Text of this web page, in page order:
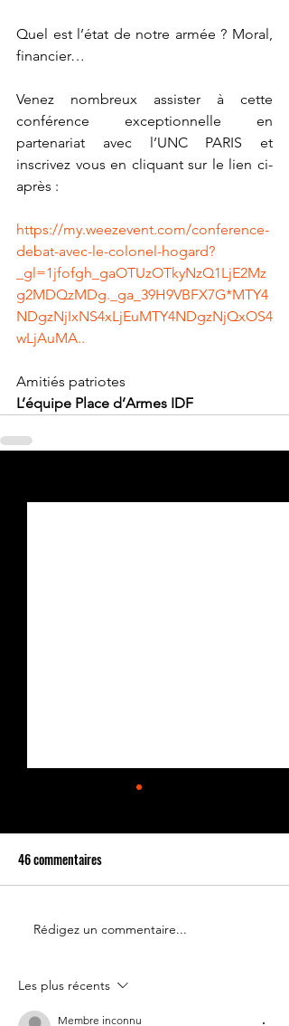
Quel est l’état de notre armée ? Moral,
financier…
Venez nombreux assister à cette
conférence exceptionnelle en
partenariat avec l’UNC PARIS et
inscrivez vous en cliquant sur le lien ci-
après :
https://my.weezevent.com/conference-
debat-avec-le-colonel-hogard?
_gl=1jfofgh_gaOTUzOTkyNzQ1LjE2Mz
g2MDQzMDg._ga_39H9VBFX7G*MTY4
NDgzNjIxNS4xLjEuMTY4NDgzNjQxOS4
wLjAuMA..
Amitiés patriotes
L’équipe Place d’Armes IDF
Le 14 juillet doit rester une
46 commentaires
Rédigez un commentaire...
Les plus récents
Membre inconnu